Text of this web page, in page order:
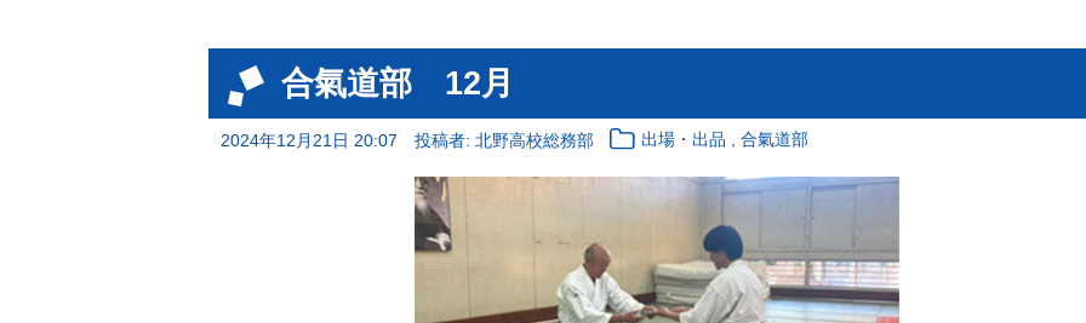
合氣道部 12月
2024年12月21日 20:07 投稿者: 北野高校総務部 出場・出品 ,合氣道部